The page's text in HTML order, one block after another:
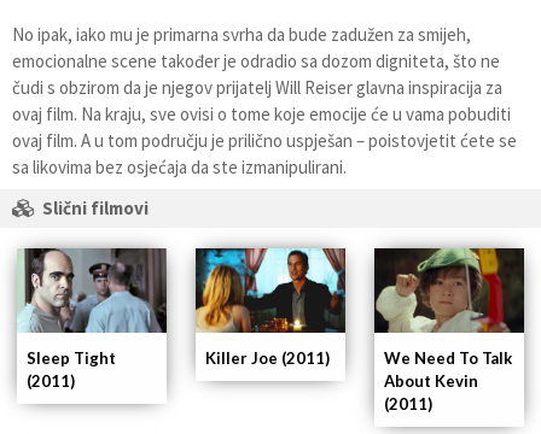
No ipak, iako mu je primarna svrha da bude zadužen za smijeh,
emocionalne scene također je odradio sa dozom digniteta, što ne
čudi s obzirom da je njegov prijatelj Will Reiser glavna inspiracija za
ovaj film. Na kraju, sve ovisi o tome koje emocije će u vama pobuditi
ovaj film. A u tom području je prilično uspješan – poistovjetit ćete se
sa likovima bez osjećaja da ste izmanipulirani.
Slični filmovi
We Need To Talk
About Kevin
(2011)
Killer Joe (2011)
Sleep Tight
(2011)